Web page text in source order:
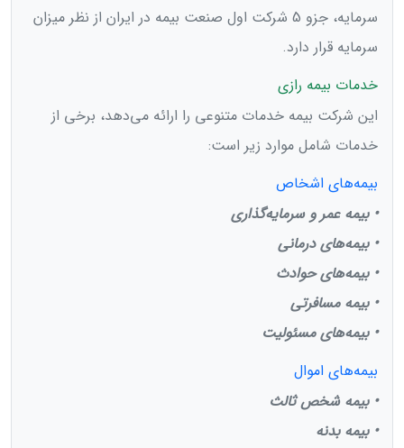
سرمایه، جزو 5 شرکت اول صنعت بیمه در ایران از نظر میزان
سرمایه قرار دارد.
خدمات بیمه رازی
این شرکت بیمه خدمات متنوعی را ارائه می‌دهد، برخی از
خدمات شامل موارد زیر است:
بیمه‌های اشخاص
• بیمه عمر و سرمایه‌گذاری
• بیمه‌های درمانی
• بیمه‌های حوادث
• بیمه مسافرتی
• بیمه‌های مسئولیت
بیمه‌های اموال
• بیمه شخص ثالث
• بیمه بدنه